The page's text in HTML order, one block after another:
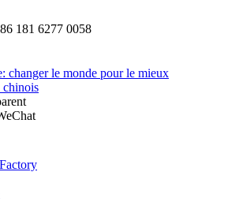
181 6277 0058
changer le monde pour le mieux
chinois